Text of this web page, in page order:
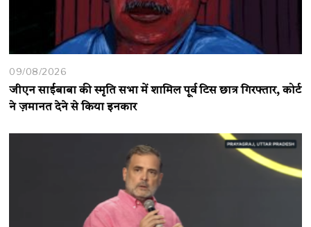
09/08/2026
जीएन साईबाबा की स्मृति सभा में शामिल पूर्व टिस छात्र गिरफ्तार, कोर्ट
ने ज़मानत देने से किया इनकार